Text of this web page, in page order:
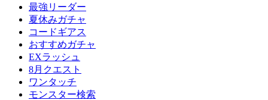
最強リーダー
夏休みガチャ
コードギアス
おすすめガチャ
EXラッシュ
8月クエスト
ワンタッチ
モンスター検索